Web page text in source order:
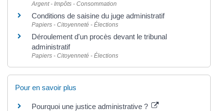
Argent - Impôts - Consommation
Conditions de saisine du juge administratif
Papiers - Citoyenneté - Élections
Déroulement d'un procès devant le tribunal
administratif
Papiers - Citoyenneté - Élections
Pour en savoir plus
Pourquoi une justice administrative ?